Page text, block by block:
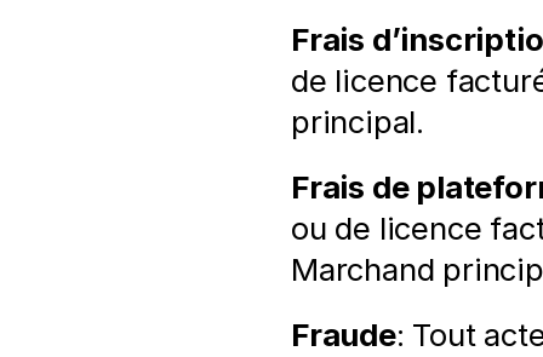
Frais
de licence
principal.
Frais de
ou de licence
Marchand
Fraude: Tout